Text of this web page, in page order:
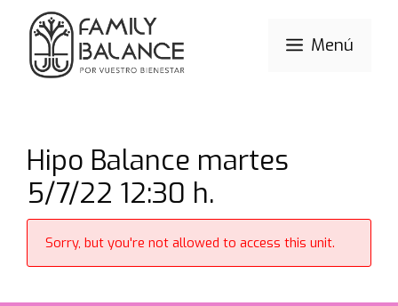
Saltar
contenido
Menú
Hipo Balance martes
5/7/22 12:30 h.
Sorry, but you're not allowed to access this unit.